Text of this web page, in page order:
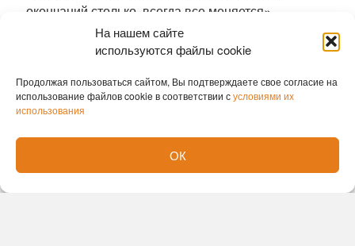
На нашем сайте
используются файлы cookie
Продолжая пользоваться сайтом, Вы подтверждаете свое согласие на
использование файлов cookie в соответствии сусловиями их
использования
ОК
окончаний столько, всегда все меняется».
В коллективе поликлиники молодому специалисту
травматологии теперь шесть врачей: четверо,
включая Мэтью, посменно принимают неотложных